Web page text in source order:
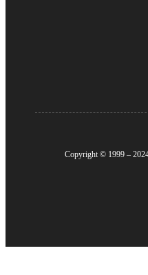
Copyright © 1999 –